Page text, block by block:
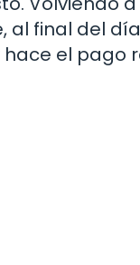
final del
el pago